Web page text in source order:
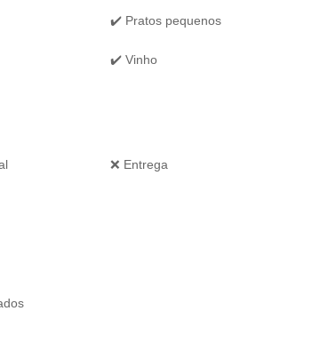
✔️ Pratos pequenos
✔️ Vinho
❌ Entrega